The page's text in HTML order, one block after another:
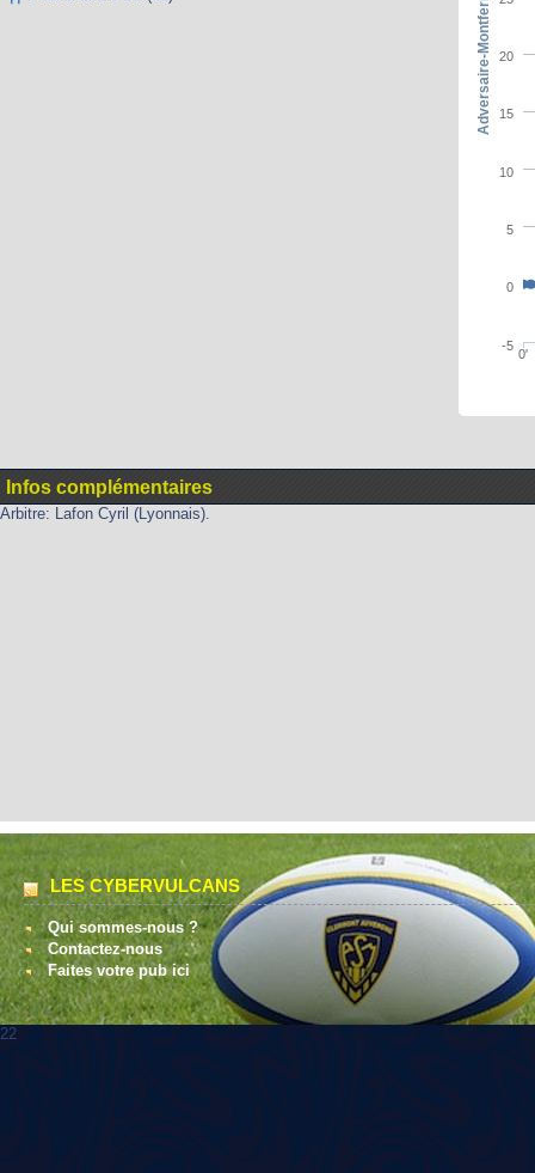
0'
-5
0
5
10
15
20
Adversaire-Montferrand
Infos complémentaires
Arbitre: Lafon Cyril (Lyonnais).
LES CYBERVULCANS
Qui sommes-nous ?
Contactez-nous
Faites votre pub ici
22